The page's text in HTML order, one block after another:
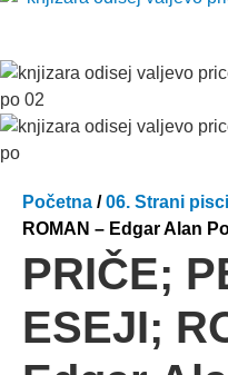
Početna /06. Strani pisci
ROMAN – Edgar Alan
PRIČE;
ESEJI;